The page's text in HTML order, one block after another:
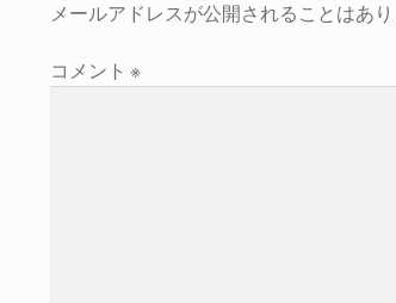
メールアドレスが公開されることはあり
コメント ※